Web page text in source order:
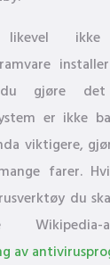
gjøre det
er ikke
viktigere,
farer.
du
Wikipedia-
av